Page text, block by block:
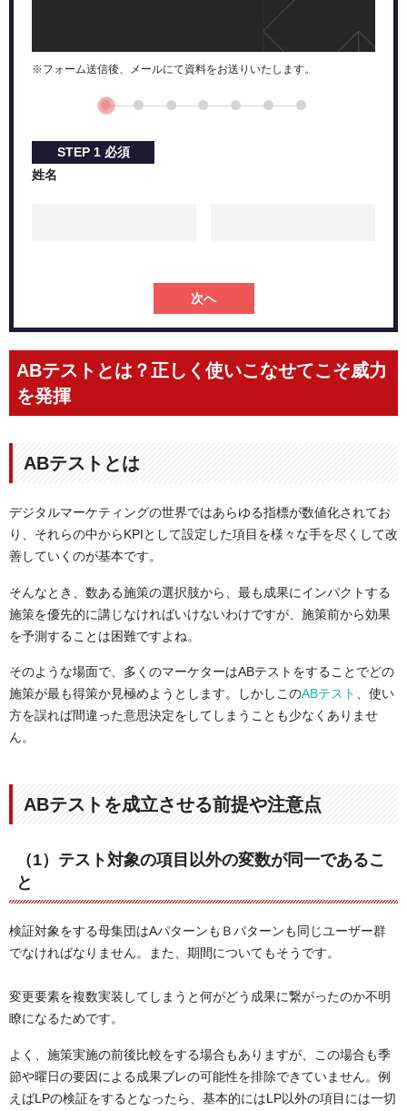
※フォーム送信後、メールにて資料をお送りいたします。
STEP 1 必須
姓名
次へ
ABテストとは？正しく使いこなせてこそ威力
を発揮
ABテストとは
デジタルマーケティングの世界ではあらゆる指標が数値化されてお
り、それらの中からKPIとして設定した項目を様々な手を尽くして改
善していくのが基本です。
そんなとき、数ある施策の選択肢から、最も成果にインパクトする
施策を優先的に講じなければいけないわけですが、施策前から効果
を予測することは困難ですよね。
そのような場面で、多くのマーケターはABテストをすることでどの
施策が最も得策か見極めようとします。しかしこのABテスト
、使い
方を誤れば間違った意思決定をしてしまうことも少なくありませ
ん。
ABテストを成立させる前提や注意点
（1）テスト対象の項目以外の変数が同一であるこ
と
検証対象をする母集団はAパターンもＢパターンも同じユーザー群
でなければなりません。また、期間についてもそうです。
変更要素を複数実装してしまうと何がどう成果に繋がったのか不明
瞭になるためです。
よく、施策実施の前後比較をする場合もありますが、この場合も季
節や曜日の要因による成果ブレの可能性を排除できていません。例
えばLPの検証をするとなったら、基本的にはLP以外の項目には一切